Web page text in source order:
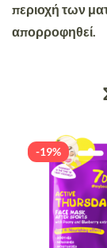
περιοχή των
απορροφηθεί.
-19%